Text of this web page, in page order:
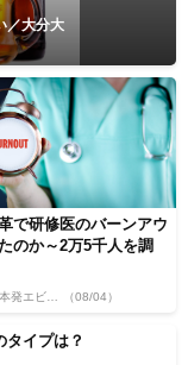
／大分大
で研修医のバーンアウ
のか～2万5千人を調
（08/04）
タイプは？